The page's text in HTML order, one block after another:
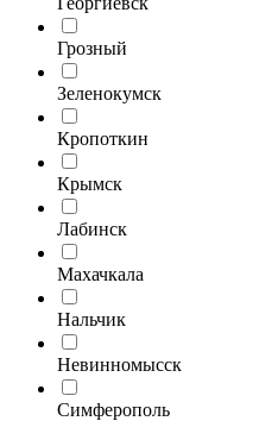
Грозный
Зеленокумск
Кропоткин
Крымск
Лабинск
Махачкала
Нальчик
Невинномысск
Симферополь